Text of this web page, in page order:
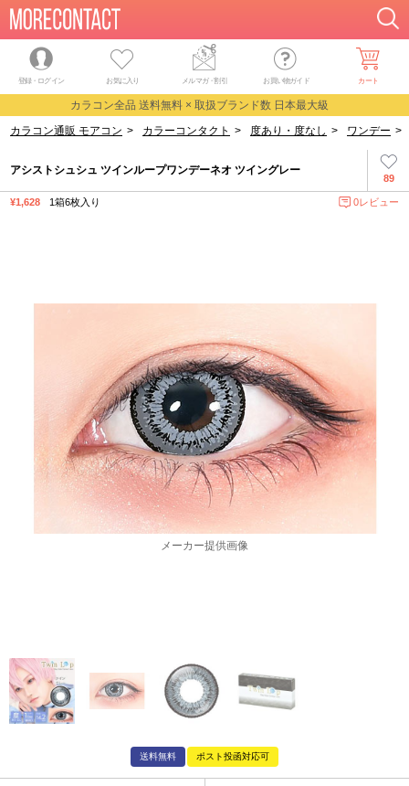
登録・ログイン お気に入り メルマガ・割引 お買い物ガイド カート
カラコン全品 送料無料 × 取扱ブランド数 日本最大級
カラコン通販 モアコン > カラーコンタクト > 度あり・度なし > ワンデー >
89
アシストシュシュ ツインループワンデーネオ ツイングレー
¥1,628 1箱6枚入り 0レビュー
メーカー提供画像
送料無料 ポスト投函対応可